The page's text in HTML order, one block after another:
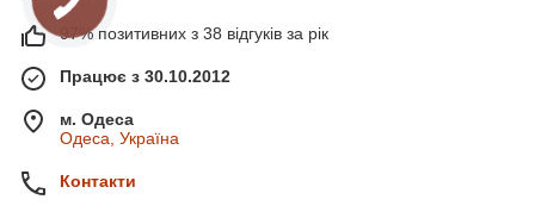
97% позитивних з 38 відгуків за рік
Працює з 30.10.2012
м. Одеса
Одеса, Україна
Контакти